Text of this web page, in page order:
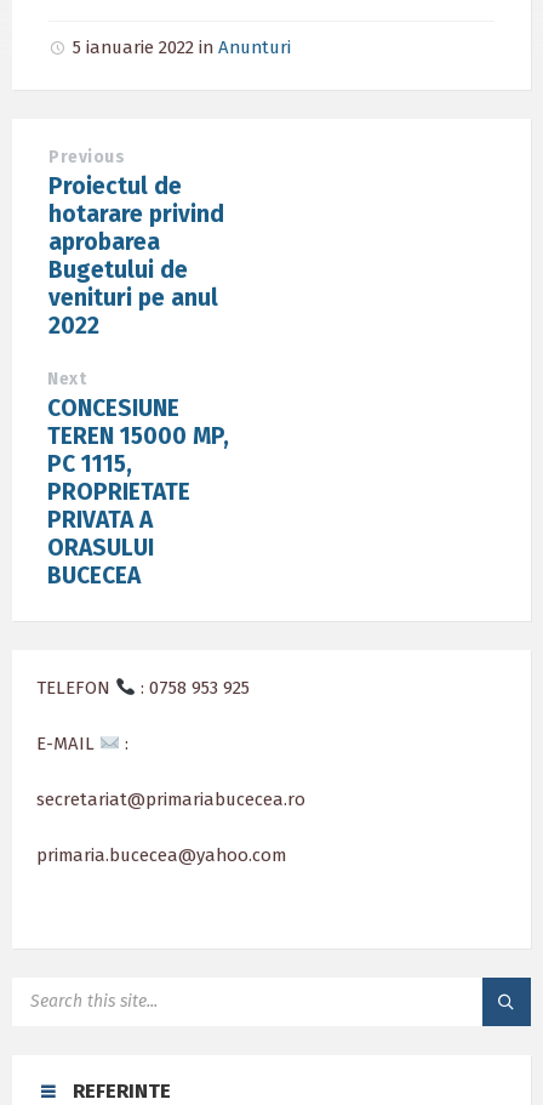
5 ianuarie 2022 in Anunturi
Previous
Proiectul de
hotarare privind
aprobarea
Bugetului de
venituri pe anul
2022
Next
CONCESIUNE
TEREN 15000 MP,
PC 1115,
PROPRIETATE
PRIVATA A
ORASULUI
BUCECEA
TELEFON : 0758 953 925
E-MAIL :
secretariat@primariabucecea.ro
primaria.bucecea@yahoo.com
REFERINTE